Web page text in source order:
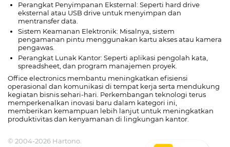
Perangkat Penyimpanan Eksternal: Seperti hard drive
eksternal atau USB drive untuk menyimpan dan
mentransfer data.
Sistem Keamanan Elektronik: Misalnya, sistem
pengamanan pintu menggunakan kartu akses atau kamera
pengawas.
Perangkat Lunak Kantor: Seperti aplikasi pengolah kata,
spreadsheet, dan program manajemen proyek.
Office electronics membantu meningkatkan efisiensi
operasional dan komunikasi di tempat kerja serta mendukung
kegiatan bisnis sehari-hari. Perkembangan teknologi terus
memperkenalkan inovasi baru dalam kategori ini,
memberikan kemampuan lebih lanjut untuk meningkatkan
produktivitas dan kenyamanan di lingkungan kantor.
© 2004-2026 Hartono.